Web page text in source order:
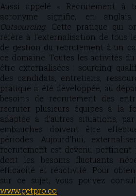
Aussi appelé « Recrutement à
acronyme signifie, en
Outsourcing. Cette pratique qui
réfère à l’externalisation de tous
de gestion du recrutement à un
ce domaine. Toutes les activités
être externalisées : sourcing,
des candidats, entretiens,
pratique a été développée, au
besoins de recrutement des
recruter plusieurs équipes à la
adaptée à d’autres situations,
embauches doivent être
périodes. Aujourd’hui,
recrutement est devenu pertinent
dont les besoins fluctuants
efficacité et réactivité. Pour
sur ce sujet, vous pouvez
www.getpro.co